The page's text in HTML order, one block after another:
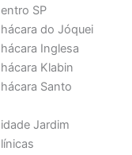
SP
do Jóquei
Inglesa
Klabin
Santo
Jardim